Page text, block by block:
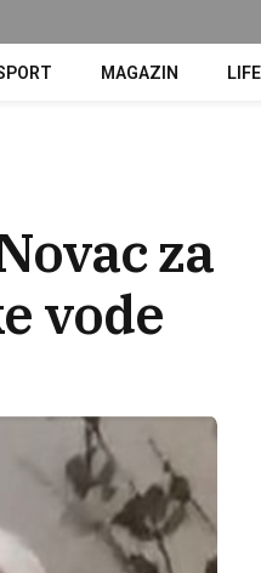
MAGAZIN
za
vode